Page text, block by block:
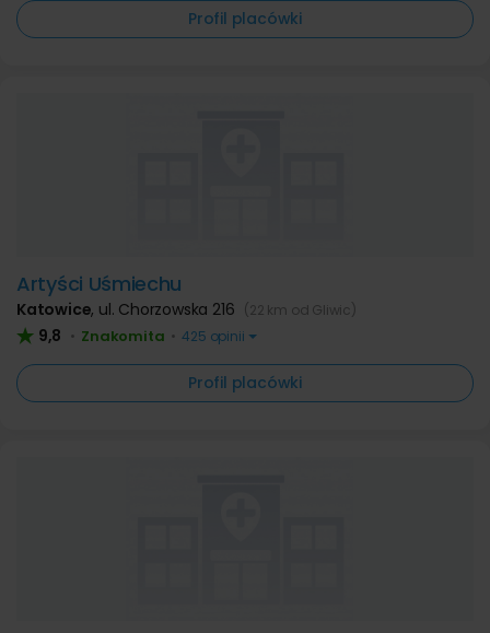
Profil placówki
Artyści Uśmiechu
Katowice, ul. Chorzowska 216 (22 km od Gliwic)
9,8 • Znakomita • 425 opinii
Profil placówki